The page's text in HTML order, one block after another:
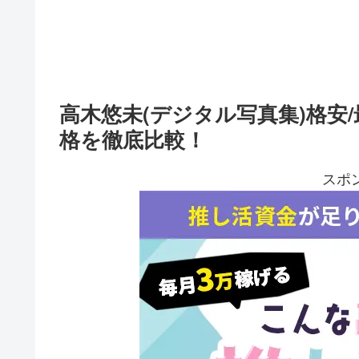
高木悠未(デジタル写真集)格
格を徹底比較！
スポ